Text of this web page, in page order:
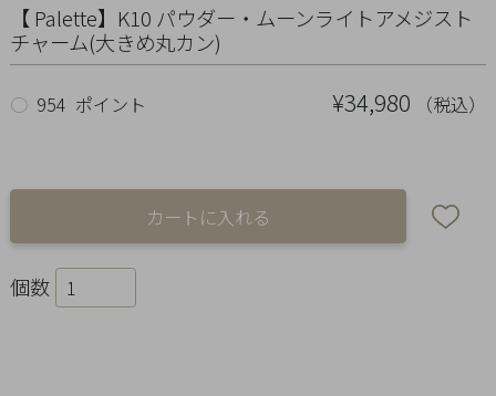
【 Palette】K10 パウダー・ムーンライトアメジスト
チャーム(大きめ丸カン)
¥34,980 （税込）
○ 954 ポイント
個数
Charm
Ring
Bracelet
Other